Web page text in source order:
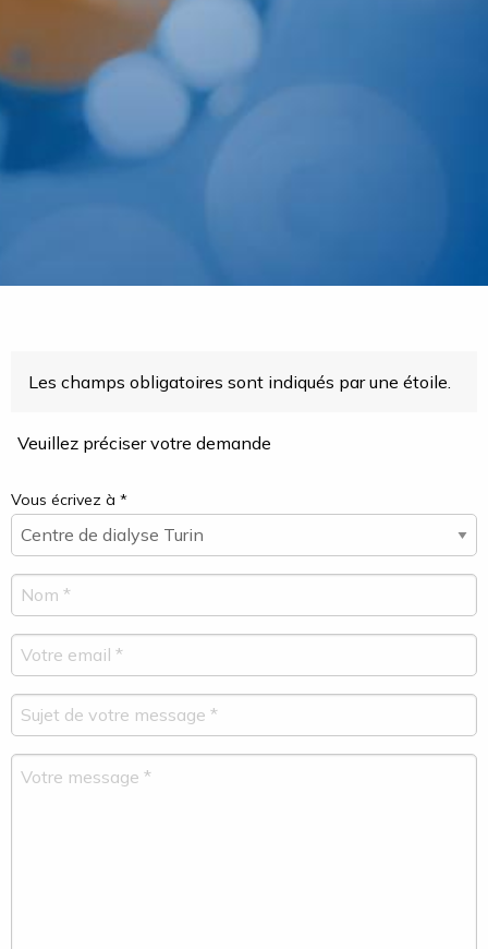
Les champs obligatoires sont indiqués par une étoile.
Veuillez préciser votre demande
Vous écrivez à *